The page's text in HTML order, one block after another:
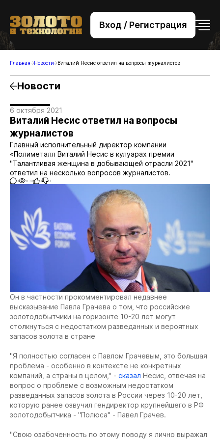
Вход / Регистрация
+7 (495) 221-76-32
bsv@zolteh.ru
Главная Новости Виталий Несис ответил на вопросы журналистов
Новости
6 октября 2021
Виталий Несис ответил на вопросы
журналистов
Главный исполнительный директор компании
«Полиметалл Виталий Несис в кулуарах премии
"Талантливая женщина в добывающей отрасли 2021"
ответил на несколько вопросов журналистов.
0 1130 0 0
Он в частности прокомментировал недавнее
высказывание Павла Грачева о том, что российские
золотодобытчики на горизонте 10-20 лет могут
столкнуться с недостатком разведанных и вероятных
запасов золота в стране
"Я полностью согласен с Павлом Грачевым, это большая
проблема - особенно в контексте не конкретных
компаний, а страны в целом," - сказал Несис, отвечая на
вопрос о проблеме с возможным недостатком
разведанных запасов золота в России через 10-20 лет,
которую ранее озвучил гендиректор крупнейшего в РФ
золотодобытчика - "Полюса" - Павел Грачев.
"Свою озабоченность по этому поводу я лично выражал